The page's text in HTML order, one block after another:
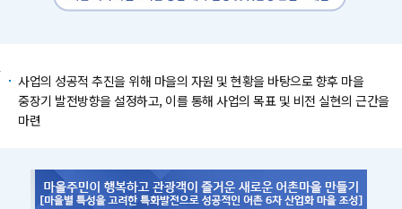
인천&강화 어촌마을의 소득 다원화를 통한 마을 발전 기반 구축
인천&강화 3개 어촌마을
사업의 성공적 추진을 위해 마을의 자원 및 현황을 바탕으로 향후 마을
중장기 발전방향을 설정하고, 이를 통해 사업의 목표 및 비전 실현의 근간을
마련